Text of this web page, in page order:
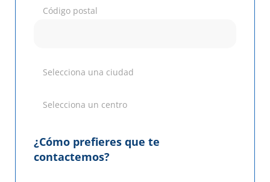
Código postal
Selecciona una ciudad
Selecciona un centro
¿Cómo prefieres que te
contactemos?